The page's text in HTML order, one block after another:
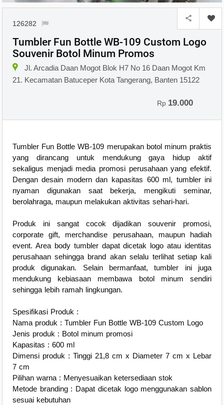
126282
Tumbler Fun Bottle WB-109 Custom Logo
Souvenir Botol Minum Promos
Jl. Arcadia Daan Mogot Blok H7 No 16 Daan Mogot Km
21. Kecamatan Batuceper Kota Tangerang, Banten 15122
Rp 19.000
Tumbler Fun Bottle WB-109 merupakan botol minum praktis
yang dirancang untuk mendukung gaya hidup aktif
sekaligus menjadi media promosi perusahaan yang efektif.
Dengan desain modern dan kapasitas 600 ml, tumbler ini
nyaman digunakan saat bekerja, mengikuti seminar,
berolahraga, maupun melakukan aktivitas sehari-hari.
Produk ini sangat cocok dijadikan souvenir promosi,
corporate gift, merchandise perusahaan, maupun hadiah
event. Area body tumbler dapat dicetak logo atau identitas
perusahaan sehingga brand akan selalu terlihat setiap kali
produk digunakan. Selain bermanfaat, tumbler ini juga
mendukung kebiasaan membawa botol minum sendiri
sehingga lebih ramah lingkungan.
Spesifikasi Produk :
Nama produk : Tumbler Fun Bottle WB-109 Custom Logo
Jenis produk : Botol minum promosi
Kapasitas : 600 ml
Dimensi produk : Tinggi 21,8 cm x Diameter 7 cm x Lebar
7 cm
Pilihan warna : Menyesuaikan ketersediaan stok
Metode branding : Dapat dicetak logo menggunakan sablon
sesuai kebutuhan